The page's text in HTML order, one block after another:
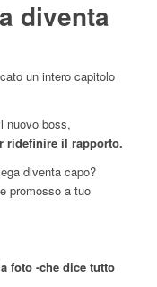
diventa
un intero capitolo
nuovo boss,
ridefinire il rapporto.
diventa capo?
promosso a tuo
foto -che dice tutto